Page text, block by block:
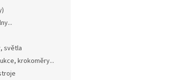
světla
krokoměry...